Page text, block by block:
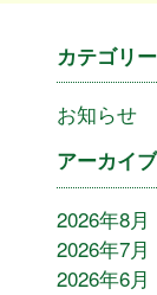
カテゴリー
お知らせ
アーカイブ
2026年8月
2026年7月
2026年6月